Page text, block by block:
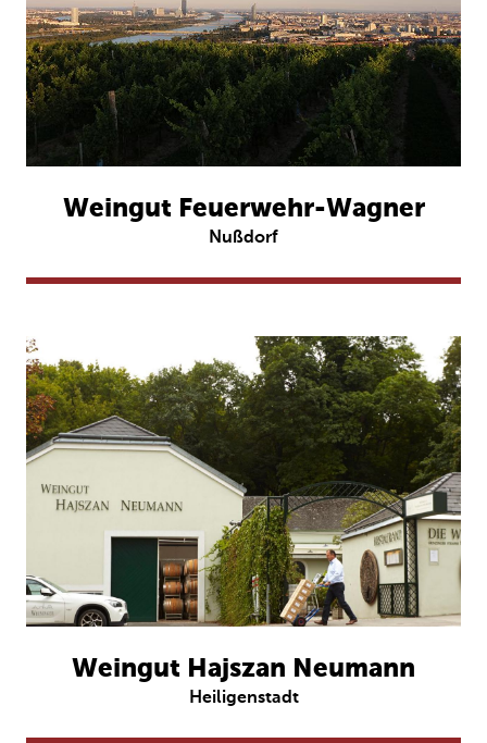
Weingut Feuerwehr-Wagner
Nußdorf
Weingut Hajszan Neumann
Heiligenstadt